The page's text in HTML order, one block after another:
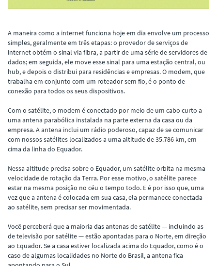
A maneira como a internet funciona hoje em dia envolve um processo
simples, geralmente em três etapas: o provedor de serviços de
internet obtém o sinal via fibra, a partir de uma série de servidores de
dados; em seguida, ele move esse sinal para uma estação central, ou
hub, e depois o distribui para residências e empresas. O modem, que
trabalha em conjunto com um roteador sem fio, é o ponto de
conexão para todos os seus dispositivos.
Com o satélite, o modem é conectado por meio de um cabo curto a
uma antena parabólica instalada na parte externa da casa ou da
empresa. A antena inclui um rádio poderoso, capaz de se comunicar
com nossos satélites localizados a uma altitude de 35.786 km, em
cima da linha do Equador.
Nessa altitude precisa sobre o Equador, um satélite orbita na mesma
velocidade de rotação da Terra. Por esse motivo, o satélite parece
estar na mesma posição no céu o tempo todo. E é por isso que, uma
vez que a antena é colocada em sua casa, ela permanece conectada
ao satélite, sem precisar ser movimentada.
Você perceberá que a maioria das antenas de satélite — incluindo as
de televisão por satélite — estão apontadas para o Norte, em direção
ao Equador. Se a casa estiver localizada acima do Equador, como é o
caso de algumas localidades no Norte do Brasil, a antena fica